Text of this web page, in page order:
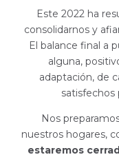
Este 2022 ha
consolidarnos y
El balance final a
alguna,
adaptación, de
satisfechos
Nos
nuestros hogares,
estaremos